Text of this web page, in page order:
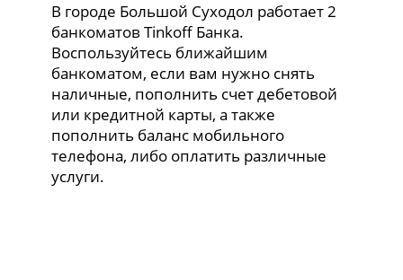
В городе Большой Суходол работает 2
банкоматов Tinkoff Банка.
Воспользуйтесь ближайшим
банкоматом, если вам нужно снять
наличные, пополнить счет дебетовой
или кредитной карты, а также
пополнить баланс мобильного
телефона, либо оплатить различные
услуги.